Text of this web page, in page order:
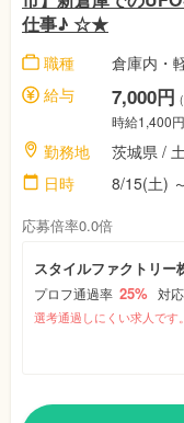
仕事♪ ☆★
職種
倉庫内・
給与
7,000円
時給1,400円
勤務地
茨城県 /
日時
8/15(土)
応募倍率0.0倍
スタイルファクトリー
プロフ通過率 25% 対
選考通過しにくい求人で